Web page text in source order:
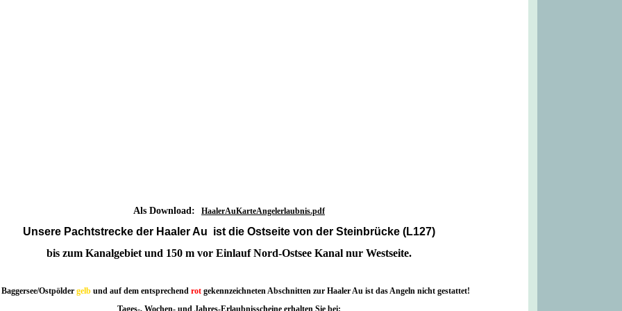
Als Download: HaalerAuKarteAngelerlaubnis.pdf
Unsere Pachtstrecke der Haaler Au ist die Ostseite von der Steinbrücke (L127)
bis zum Kanalgebiet und 150 m vor Einlauf Nord-Ostsee Kanal nur Westseite.
Ostpölder gelbund auf dem entsprechend rotgekennzeichneten Abschnitten zur Haaler Au ist das Angeln nicht gestattet!
Tages-, Wochen- und Jahres-Erlaubnisscheine erhalten Sie bei: